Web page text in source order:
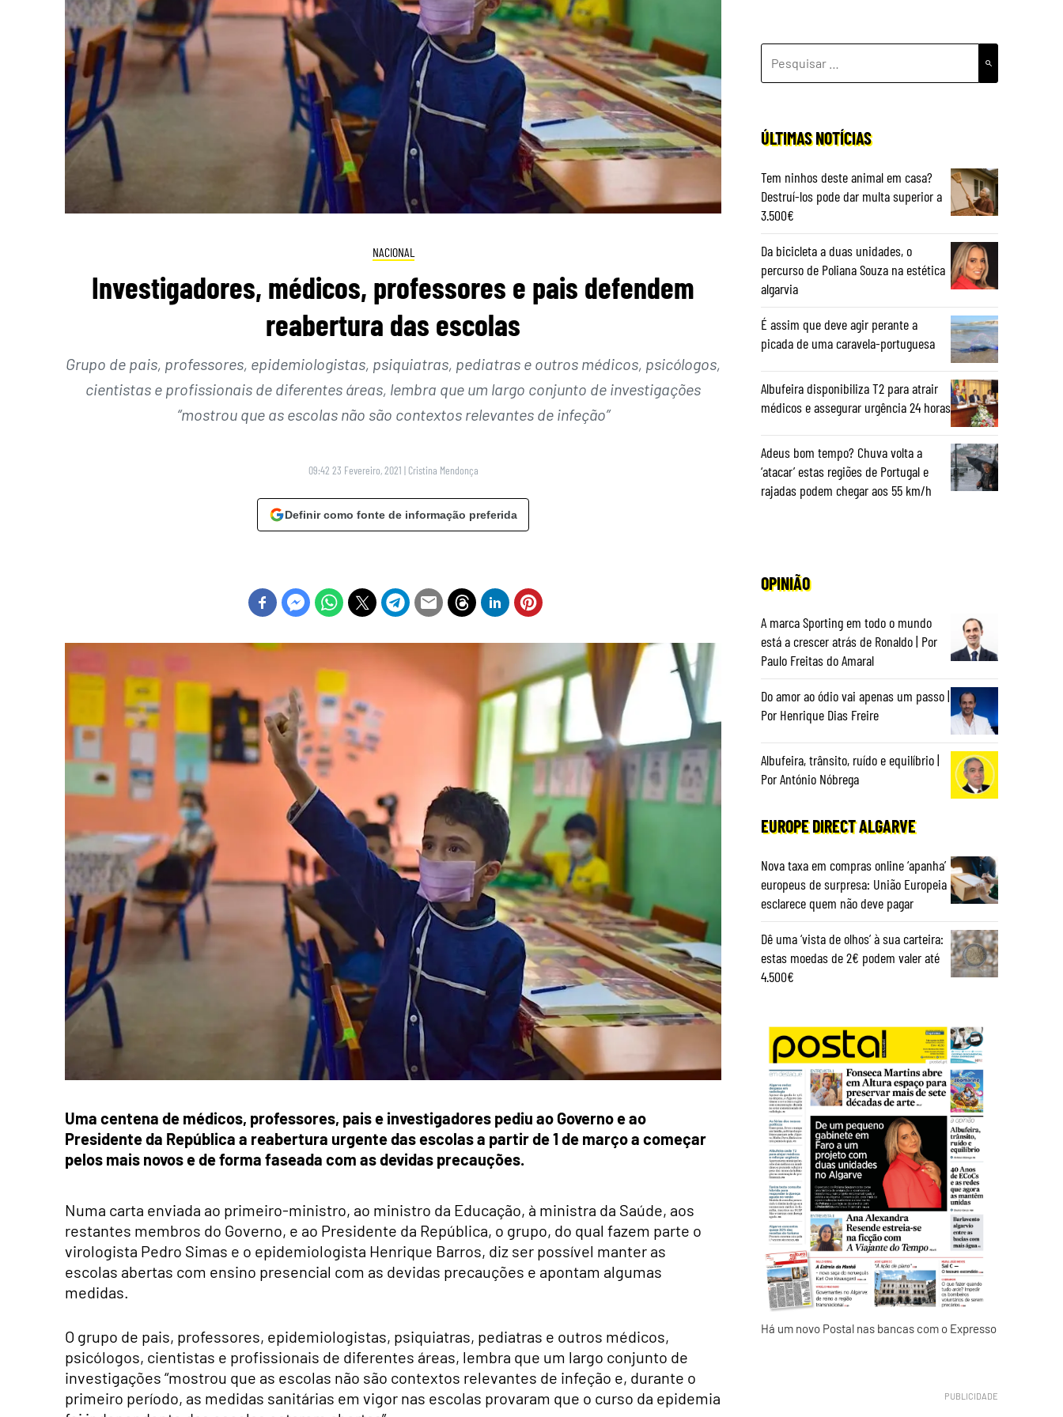
NACIONAL
Investigadores, médicos, professores e pais defendem
reabertura das escolas
Grupo de pais, professores, epidemiologistas, psiquiatras, pediatras e outros médicos, psicólogos,
cientistas e profissionais de diferentes áreas, lembra que um largo conjunto de investigações
“mostrou que as escolas não são contextos relevantes de infeção”
09:42 23 Fevereiro, 2021 | Cristina Mendonça
Definir como fonte de informação preferida
Uma centena de médicos, professores, pais e investigadores pediu ao Governo e ao
Presidente da República a reabertura urgente das escolas a partir de 1 de março a começar
pelos mais novos e de forma faseada com as devidas precauções.
Numa carta enviada ao primeiro-ministro, ao ministro da Educação, à ministra da Saúde, aos
restantes membros do Governo, e ao Presidente da República, o grupo, do qual fazem parte o
virologista Pedro Simas e o epidemiologista Henrique Barros, diz ser possível manter as
escolas abertas com ensino presencial com as devidas precauções e apontam algumas
medidas.
O grupo de pais, professores, epidemiologistas, psiquiatras, pediatras e outros médicos,
psicólogos, cientistas e profissionais de diferentes áreas, lembra que um largo conjunto de
investigações “mostrou que as escolas não são contextos relevantes de infeção e, durante o
primeiro período, as medidas sanitárias em vigor nas escolas provaram que o curso da epidemia
POR:
ÚLTIMAS NOTÍCIAS
Tem ninhos deste animal em casa?
Destruí-los pode dar multa superior a
3.500€
Da bicicleta a duas unidades, o
percurso de Poliana Souza na estética
algarvia
É assim que deve agir perante a
picada de uma caravela-portuguesa
Albufeira disponibiliza T2 para atrair
médicos e assegurar urgência 24 horas
Adeus bom tempo? Chuva volta a
‘atacar’ estas regiões de Portugal e
rajadas podem chegar aos 55 km/h
OPINIÃO
A marca Sporting em todo o mundo
está a crescer atrás de Ronaldo | Por
Paulo Freitas do Amaral
Do amor ao ódio vai apenas um passo |
Por Henrique Dias Freire
Albufeira, trânsito, ruído e equilíbrio |
Por António Nóbrega
EUROPE DIRECT ALGARVE
Nova taxa em compras online ‘apanha’
europeus de surpresa: União Europeia
esclarece quem não deve pagar
Dê uma ‘vista de olhos’ à sua carteira:
estas moedas de 2€ podem valer até
4.500€
Há um novo Postal nas bancas com o Expresso